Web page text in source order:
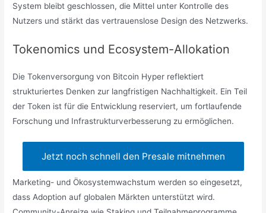
System bleibt geschlossen, die Mittel unter Kontrolle des
Nutzers und stärkt das vertrauenslose Design des Netzwerks.
Tokenomics und Ecosystem-Allokation
Die Tokenversorgung von Bitcoin Hyper reflektiert
strukturiertes Denken zur langfristigen Nachhaltigkeit. Ein Teil
der Token ist für die Entwicklung reserviert, um fortlaufende
Forschung und Infrastrukturverbesserung zu ermöglichen.
Jetzt noch schnell den Presale mitnehmen
Marketing- und Ökosystemwachstum werden so eingesetzt,
dass Adoption auf globalen Märkten unterstützt wird.